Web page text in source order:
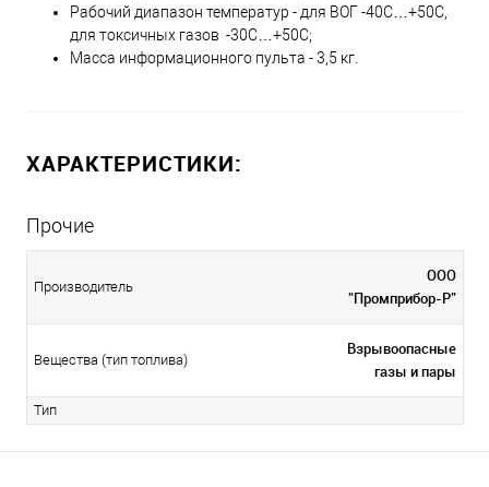
Рабочий диапазон температур - для ВОГ -40С…+50С,
для токсичных газов -30С…+50С;
Масса информационного пульта - 3,5 кг.
ХАРАКТЕРИСТИКИ:
Прочие
Производитель
ООО
"Промприбор-Р"
Вещества (тип топлива)
Взрывоопасные
газы и пары
Тип